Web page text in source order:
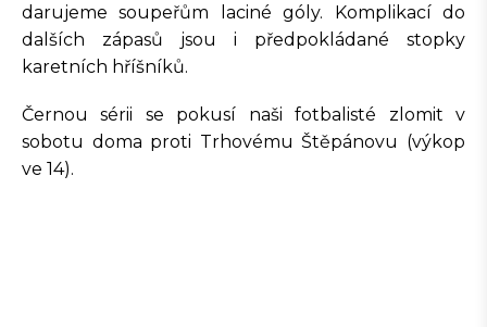
darujeme soupeřům laciné góly. Komplikací do
dalších zápasů jsou i předpokládané stopky
karetních hříšníků.
Černou sérii se pokusí naši fotbalisté zlomit v
sobotu doma proti Trhovému Štěpánovu (výkop
ve 14).